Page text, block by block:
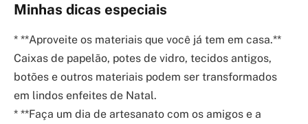
Minhas dicas especiais
* **Aproveite os materiais que você já tem em casa.**
Caixas de papelão, potes de vidro, tecidos antigos,
botões e outros materiais podem ser transformados
em lindos enfeites de Natal.
* **Faça um dia de artesanato com os amigos e a